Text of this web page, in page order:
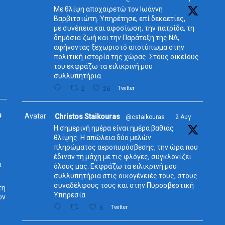
Με θλίψη αποχαιρετώ τον Ιωάννη
Βαρβιτσιώτη. Υπηρέτησε, επί δεκαετίες,
με συνέπεια και αφοσίωση, την πατρίδα, τη
δημόσια ζωή και την Παράταξη της ΝΔ,
αφήνοντας ξεχωριστό αποτύπωμα στην
πολιτική ιστορία της χώρας. Στους οικείους
του εκφράζω τα ειλικρινή μου
συλλυπητήρια.
2 26 Twitter
Avatar Christos Staikouras @cstaikouras · 2 Αυγ
Η σημερινή ημέρα είναι ημέρα βαθιάς
θλίψης. Η απώλεια δύο μελών
πληρώματος αεροπυρόσβεσης, την ώρα που
έδιναν τη μάχη με τις φλόγες, συγκλονίζει
όλους μας. Εκφράζω τα ειλικρινή μου
συλλυπητήρια στις οικογένειές τους, στους
συναδέλφους τους και στην Πυροσβεστική
Υπηρεσία.
6 Twitter